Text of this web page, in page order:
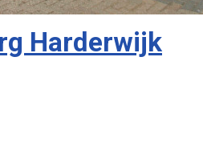
Harderwijk